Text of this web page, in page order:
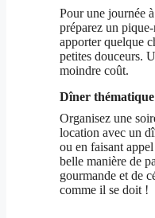
Pour une journée
préparez un
apporter quelque
petites douceurs.
moindre coût.
Dîner thématique
Organisez une
location avec un
ou en faisant
belle manière de
gourmande et de
comme il se doit !